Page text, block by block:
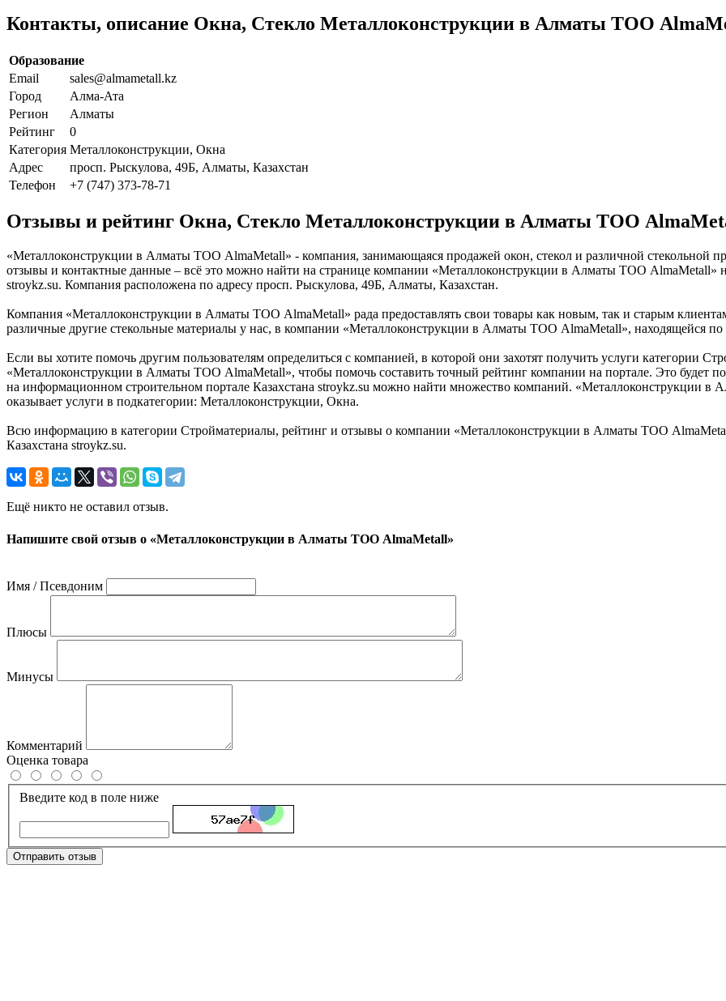
Контакты, описание Окна, Стекло Металлоконструкции в Алматы ТОО
Образование
Email
sales@almametall.kz
Город
Алма-Ата
Регион
Алматы
Рейтинг
0
Категория Металлоконструкции, Окна
Адрес
просп. Рыскулова, 49Б, Алматы, Казахстан
Телефон
+7 (747) 373-78-71
Отзывы и рейтинг Окна, Стекло Металлоконструкции в Алматы ТОО
«Металлоконструкции в Алматы ТОО AlmaMetall» - компания, занимающаяся продажей окон, стекол и различной стекольной
отзывы и контактные данные – всё это можно найти на странице компании «Металлоконструкции в Алматы ТОО AlmaMetall»
stroykz.su. Компания расположена по адресу просп. Рыскулова, 49Б, Алматы, Казахстан.
Компания «Металлоконструкции в Алматы ТОО AlmaMetall» рада предоставлять свои товары как новым, так и старым
различные другие стекольные материалы у нас, в компании «Металлоконструкции в Алматы ТОО AlmaMetall», находящейся
Если вы хотите помочь другим пользователям определиться с компанией, в которой они захотят получить услуги категории
«Металлоконструкции в Алматы ТОО AlmaMetall», чтобы помочь составить точный рейтинг компании на портале. Это будет
на информационном строительном портале Казахстана stroykz.su можно найти множество компаний. «Металлоконструкции
оказывает услуги в подкатегории: Металлоконструкции, Окна.
Всю информацию в категории Стройматериалы, рейтинг и отзывы о компании «Металлоконструкции в Алматы ТОО
Казахстана stroykz.su.
Ещё никто не оставил отзыв.
Напишите свой отзыв о «Металлоконструкции в Алматы ТОО AlmaMetall»
Имя / Псевдоним
Плюсы
Минусы
Комментарий
Оценка товара
Введите код в поле ниже
Отправить отзыв